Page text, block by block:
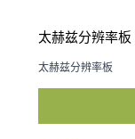
太赫兹分辨率板
太赫兹分辨率板